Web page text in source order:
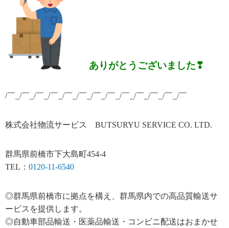
ありがとうございました❣
/￣_/￣_/￣_/￣_/￣_/￣_/￣_/￣_/￣_/￣_/￣_/￣_/￣
株式会社物流サービス BUTSURYU SERVICE CO. LTD.
群馬県前橋市下大島町454-4
TEL： 0120-11-6540
◎群馬県前橋市に拠点を構え、群馬県内での高品質輸送サ
ービスを提供します。
◎自動車部品輸送・医薬品輸送・コンビニ配送はおまかせ